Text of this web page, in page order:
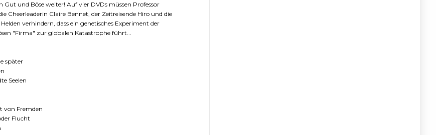
Gut und Böse weiter! Auf vier DVDs müssen Professor
Cheerleaderin Claire Bennet, der Zeitreisende Hiro und die
verhindern, dass ein genetisches Experiment der
"Firma" zur globalen Katastrophe führt...
später
Seelen
von Fremden
Flucht